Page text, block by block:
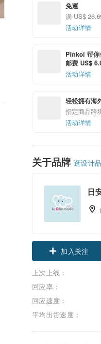
免運
满 US$
活动详情
Pinkoi 帮你
邮费 US$
活动详情
轻松拥有海
指定商品跨
活动详情
关于品牌 逛设计
日
领优惠券
上次上线：
回应率：
回应速度：
平均出货速度：